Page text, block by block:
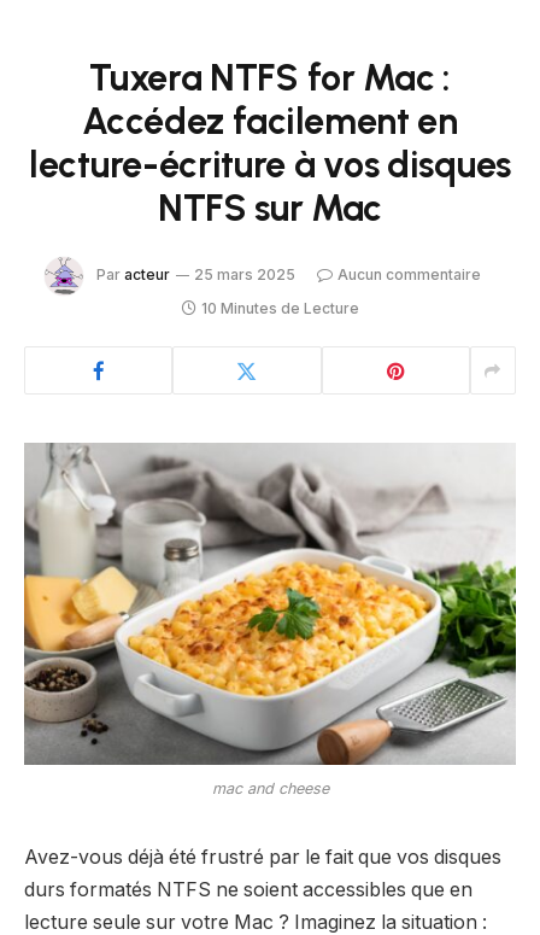
Tuxera NTFS for Mac :
Accédez facilement en
lecture-écriture à vos disques
NTFS sur Mac
Par acteur 25 mars 2025
Aucun commentaire
10 Minutes de Lecture
mac and cheese
Avez-vous déjà été frustré par le fait que vos disques
durs formatés NTFS ne soient accessibles que en
lecture seule sur votre Mac ? Imaginez la situation :